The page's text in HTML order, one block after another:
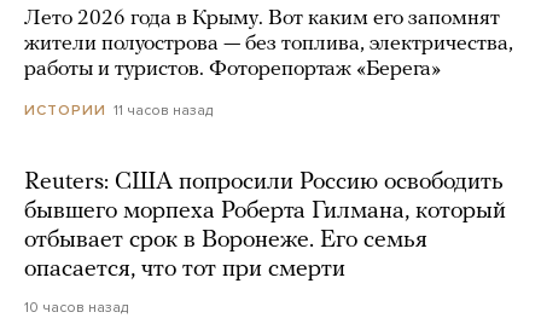
Лето 2026 года в Крыму. Вот каким его запомнят
жители полуострова — без топлива, электричества,
работы и туристов. Фоторепортаж «Берега»
ИСТОРИИ 11 часов назад
Reuters: США попросили Россию освободить
бывшего морпеха Роберта Гилмана, который
отбывает срок в Воронеже. Его семья
опасается, что тот при смерти
10 часов назад